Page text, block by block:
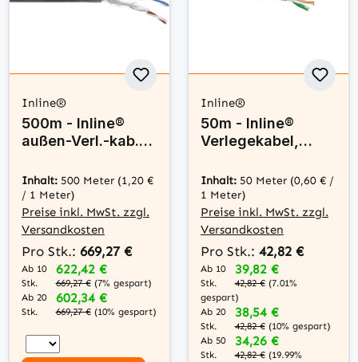
Inline®
500m - Inline®
außen-Verl.-kab.
(PiMF) 4x2x0,58
AWG23, PE-Man.
schw.
Inhalt: 500 Meter (1,20 €
/ 1 Meter)
Preise inkl. MwSt. zzgl.
Versandkosten
Pro Stk.: 669,27 €
Ab 10
Stk.
622,42 €
669,27 € (7% gespart)
Ab 20
Stk.
602,34 €
669,27 € (10% gespart)
Inline®
50m - Inline®
Verlegekabel,
AWG24 CU,
halogenfrei
Inhalt: 50 Meter (0,60 € /
1 Meter)
Preise inkl. MwSt. zzgl.
Versandkosten
Pro Stk.: 42,82 €
Ab 10
Stk.
39,82 €
42,82 € (7.01%
gespart)
Ab 20
Stk.
38,54 €
42,82 € (10% gespart)
Ab 50
Stk.
34,26 €
42,82 € (19.99%